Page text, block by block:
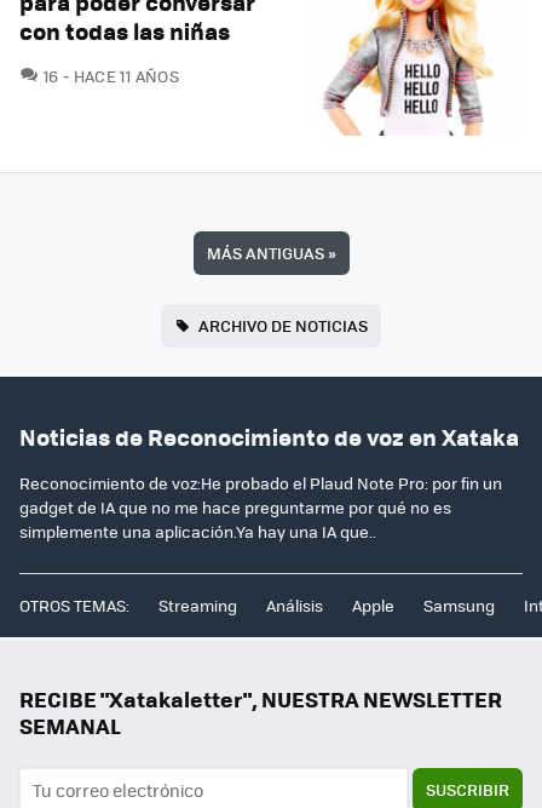
con todas las niñas
16 COMENTARIOS
HACE 11 AÑOS
MÁS ANTIGUAS»
ARCHIVO DE NOTICIAS
Noticias de Reconocimiento de voz en Xataka
Reconocimiento de voz:He probado el Plaud Note Pro: por fin un
gadget de IA que no me hace preguntarme por qué no es
simplemente una aplicación.Ya hay una IA que..
OTROS TEMAS: Streaming Análisis Apple Samsung
RECIBE "Xatakaletter", NUESTRA NEWSLETTER
SEMANAL
SUSCRIBIR